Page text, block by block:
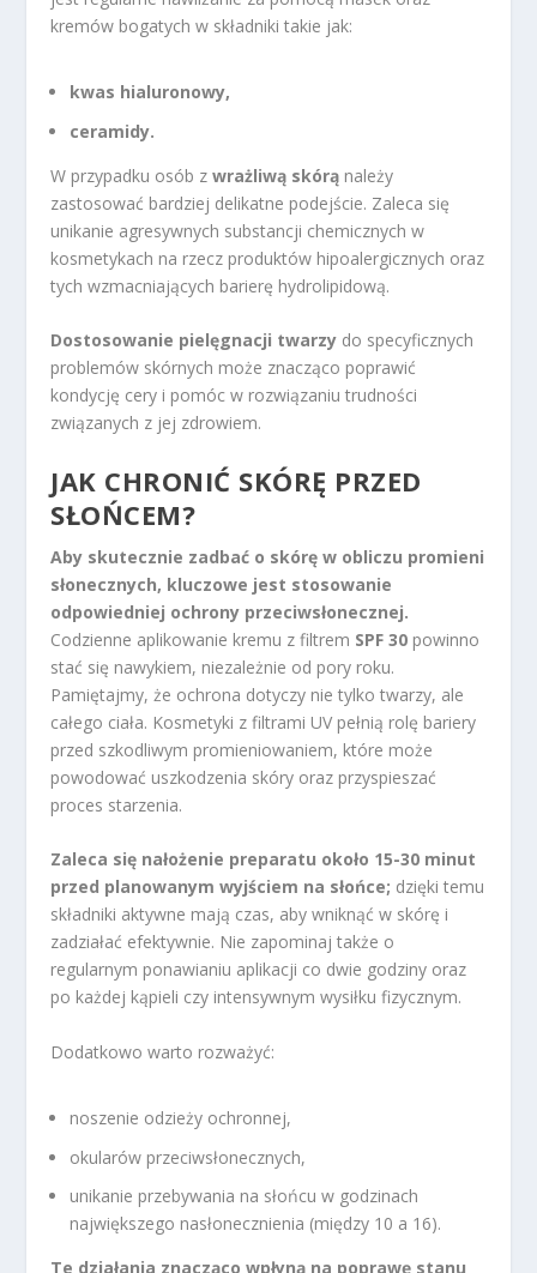
kremów bogatych w składniki takie jak:
kwas hialuronowy,
ceramidy.
W przypadku osób zwrażliwą skórą należy
zastosować bardziej delikatne podejście. Zaleca się
unikanie agresywnych substancji chemicznych w
kosmetykach na rzecz produktów hipoalergicznych oraz
tych wzmacniających barierę hydrolipidową.
Dostosowanie pielęgnacji twarzy do specyficznych
problemów skórnych może znacząco poprawić
kondycję cery i pomóc w rozwiązaniu trudności
związanych z jej zdrowiem.
JAK CHRONIĆ SKÓRĘ PRZED
SŁOŃCEM?
Aby skutecznie zadbać o skórę w obliczu promieni
słonecznych, kluczowe jest stosowanie
odpowiedniej ochrony przeciwsłonecznej.
Codzienne aplikowanie kremu z filtrem SPF 30 powinno
stać się nawykiem, niezależnie od pory roku.
Pamiętajmy, że ochrona dotyczy nie tylko twarzy, ale
całego ciała. Kosmetyki z filtrami UV pełnią rolę bariery
przed szkodliwym promieniowaniem, które może
powodować uszkodzenia skóry oraz przyspieszać
proces starzenia.
Zaleca się nałożenie preparatu około 15-30 minut
przed planowanym wyjściem na słońce; dzięki temu
składniki aktywne mają czas, aby wniknąć w skórę i
zadziałać efektywnie. Nie zapominaj także o
regularnym ponawianiu aplikacji co dwie godziny oraz
po każdej kąpieli czy intensywnym wysiłku fizycznym.
Dodatkowo warto rozważyć:
noszenie odzieży ochronnej,
okularów przeciwsłonecznych,
unikanie przebywania na słońcu w godzinach
największego nasłonecznienia (między 10 a 16).
Te działania znacząco wpłyną na poprawę stanu